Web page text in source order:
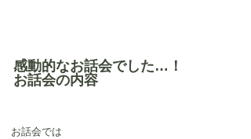
感動的なお話会でした…！
お話会の内容
お話会では